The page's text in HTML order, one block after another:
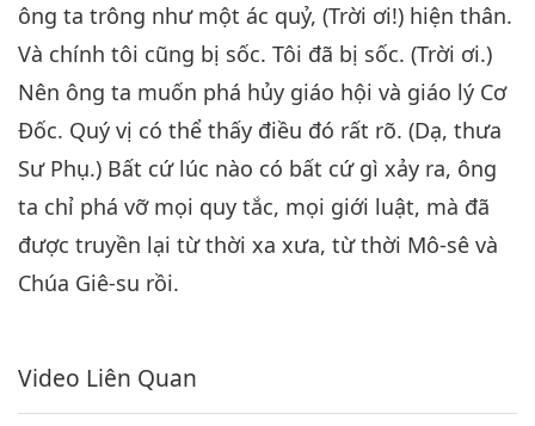
5
28:40
Giữa Thầy và Trò 2022-01-08 5978 Lượt Xem
6
27:57
Vua Một Năm, Phần 6/9
Giữa Thầy và Trò
7
ông ta trông như một ác quỷ, (Trời ơi!) hiện thân.
Và chính tôi cũng bị sốc. Tôi đã bị sốc. (Trời ơi.)
Nên ông ta muốn phá hủy giáo hội và giáo lý Cơ
Đốc. Quý vị có thể thấy điều đó rất rõ. (Dạ, thưa
Sư Phụ.) Bất cứ lúc nào có bất cứ gì xảy ra, ông
ta chỉ phá vỡ mọi quy tắc, mọi giới luật, mà đã
được truyền lại từ thời xa xưa, từ thời Mô-sê và
Chúa Giê-su rồi.
Video Liên Quan